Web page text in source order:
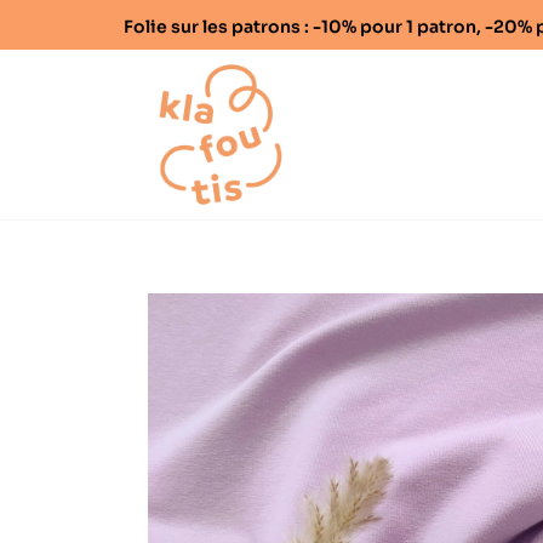
Folie sur les patrons : -10% pour 1 patron, -
Home